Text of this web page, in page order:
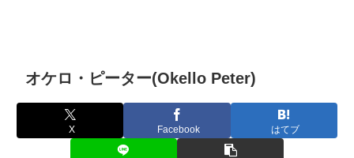
オケロ・ピーター(Okello Peter)
X Facebook はてブ